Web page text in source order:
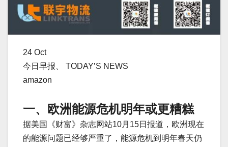
24 Oct
今日早报、 TODAY’S NEWS
amazon
一、欧洲能源危机明年或更糟糕
据美国《财富》杂志网站10月15日报道，欧洲现在
的能源问题已经够严重了，能源危机到明年春天仍